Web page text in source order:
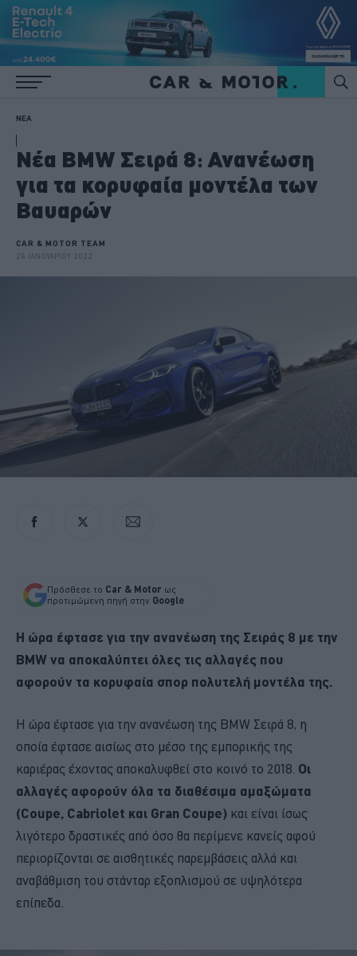
ΝΕΑ
Νέα BMW Σειρά 8: Ανανέωση
για τα κορυφαία μοντέλα των
Βαυαρών
CAR & MOTOR TEAM
26 ΙΑΝΟΥΑΡΙΟΥ 2022
Πρόσθεσε το Car & Motor ως
προτιμώμενη πηγή στην Google
Η ώρα έφτασε για την ανανέωση της Σειράς 8 με την
BMW να αποκαλύπτει όλες τις αλλαγές που
αφορούν τα κορυφαία σπορ πολυτελή μοντέλα της.
Η ώρα έφτασε για την ανανέωση της BMW Σειρά 8, η
οποία έφτασε αισίως στο μέσο της εμπορικής της
καριέρας έχοντας αποκαλυφθεί στο κοινό το 2018. Οι
αλλαγές αφορούν όλα τα διαθέσιμα αμαξώματα
(Coupe, Cabriolet και Gran Coupe) και είναι ίσως
λιγότερο δραστικές από όσο θα περίμενε κανείς αφού
περιορίζονται σε αισθητικές παρεμβάσεις αλλά και
αναβάθμιση του στάνταρ εξοπλισμού σε υψηλότερα
επίπεδα.